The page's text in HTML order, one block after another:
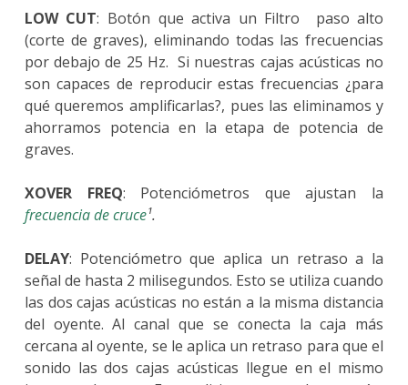
LOW CUT: Botón que activa un Filtro paso alto
(corte de graves), eliminando todas las frecuencias
por debajo de 25 Hz. Si nuestras cajas acústicas no
son capaces de reproducir estas frecuencias ¿para
qué queremos amplificarlas?, pues las eliminamos y
ahorramos potencia en la etapa de potencia de
graves.
XOVER FREQ: Potenciómetros que ajustan la
frecuencia de cruce¹.
DELAY: Potenciómetro que aplica un retraso a la
señal de hasta 2 milisegundos. Esto se utiliza cuando
las dos cajas acústicas no están a la misma distancia
del oyente. Al canal que se conecta la caja más
cercana al oyente, se le aplica un retraso para que el
sonido las dos cajas acústicas llegue en el mismo